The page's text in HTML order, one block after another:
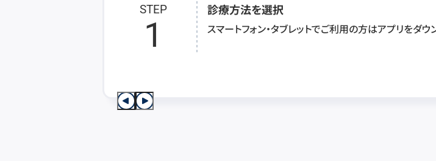
STEP
1
診療方法を選択
スマートフォン・タブレットでご利用の方はアプリをダウ